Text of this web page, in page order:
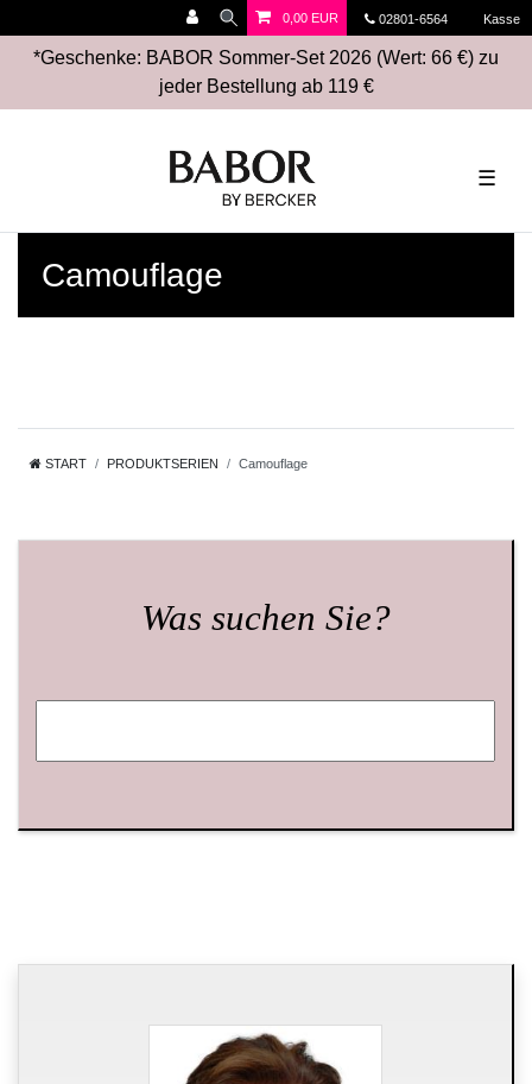
02801-6564 Kasse
0,00 EUR
*Geschenke: BABOR Sommer-Set 2026 (Wert: 66 €) zu
jeder Bestellung ab 119 €
☰
Camouflage
START PRODUKTSERIEN Camouflage
Was suchen Sie?